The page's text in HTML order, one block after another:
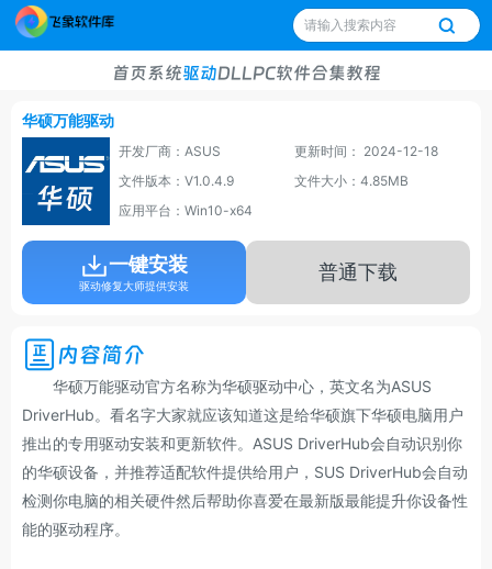
首页系统驱动DLLPC软件合集教程
华硕万能驱动
开发厂商：ASUS
更新时间： 2024-12-18
文件版本：V1.0.4.9
文件大小：4.85MB
应用平台：Win10-x64
一键安装
驱动修复大师提供安装
普通下载
内容简介
华硕万能驱动官方名称为华硕驱动中心，英文名为ASUS
DriverHub。看名字大家就应该知道这是给华硕旗下华硕电脑用户
推出的专用驱动安装和更新软件。ASUS DriverHub会自动识别你
的华硕设备，并推荐适配软件提供给用户，SUS DriverHub会自动
检测你电脑的相关硬件然后帮助你喜爱在最新版最能提升你设备性
能的驱动程序。